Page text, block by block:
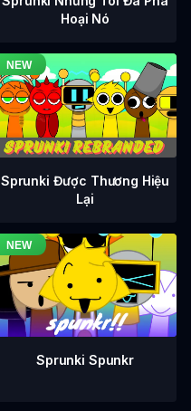
Hoại Nó
Sprunki Được Thương Hiệu
Lại
Sprunki Spunkr